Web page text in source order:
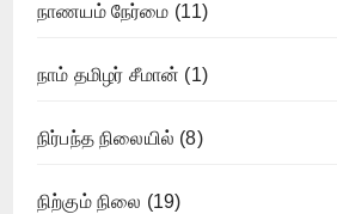
நாணயம் நேர்மை (11)
நாம் தமிழர் சீமான் (1)
நிர்பந்த நிலையில் (8)
நிற்கும் நிலை (19)